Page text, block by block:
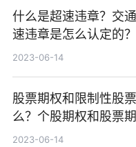
什么是超速违章？交
速违章是怎么认定的？
2023-06-14
股票期权和限制性股
么？个股期权和股票
分？
2023-06-14